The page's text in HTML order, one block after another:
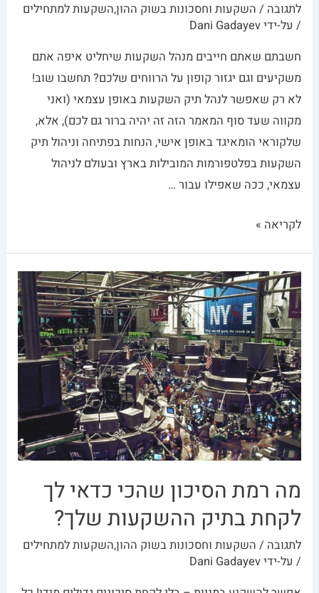
לתגובה / השקעות וחסכונות בשוק ההון,השקעות למתחילים
/ על-ידיDani Gadayev
חשבתם שאתם חייבים מנהל השקעות שיחליט איפה אתם
משקיעים וגם יגזור קופון על הרווחים שלכם? תחשבו שוב!
לא רק שאפשר לנהל תיק השקעות באופן עצמאי (ואני
מקווה שעד סוף המאמר הזה זה יהיה ברור גם לכם), אלא,
שלקוראי הומאיגד באופן אישי, הנחות בפתיחה וניהול תיק
השקעות בפלטפורמות המובילות בארץ ובעולם לניהול
עצמאי, ככה שאפילו עבור …
לקריאה »
מה רמת הסיכון שהכי כדאי לך
לקחת בתיק ההשקעות שלך?
לתגובה / השקעות וחסכונות בשוק ההון,השקעות למתחילים
/ על-ידיDani Gadayev